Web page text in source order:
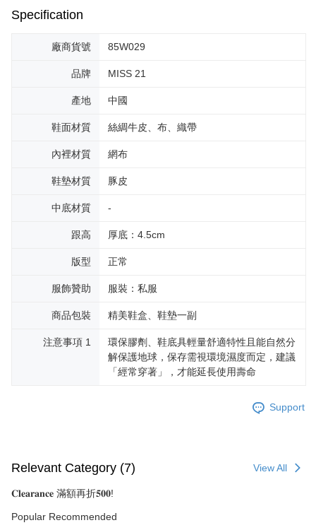
Specification
廠商貨號 85W029
品牌 MISS 21
產地 中國
鞋面材質 絲綢牛皮、布、織帶
內裡材質 網布
鞋墊材質 豚皮
中底材質 -
跟高 厚底：4.5cm
版型 正常
服飾贊助 服裝：私服
商品包裝 精美鞋盒、鞋墊一副
注意事項 1
環保膠劑、鞋底具輕量舒適特性且能自然分
解保護地球，保存需視環境濕度而定，建議
「經常穿著」，才能延長使用壽命
Support
Relevant Category (7) View All
𝐂𝐥𝐞𝐚𝐫𝐚𝐧𝐜𝐞 滿額再折𝟓𝟎𝟎!
Popular Recommended